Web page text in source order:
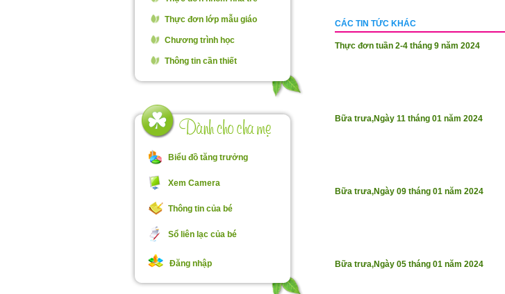
Thực đơn lớp mẫu giáo
Chương trình học
Thông tin cần thiết
Biểu đồ tăng trưởng
Xem Camera
Thông tin của bé
Sổ liên lạc của bé
Đăng nhập
CÁC TIN TỨC KHÁC
Thực đơn tuần 2-4 tháng 9 năm 2024
Bữa trưa,Ngày 11 tháng 01 năm 2024
Bữa trưa,Ngày 09 tháng 01 năm 2024
Bữa trưa,Ngày 05 tháng 01 năm 2024